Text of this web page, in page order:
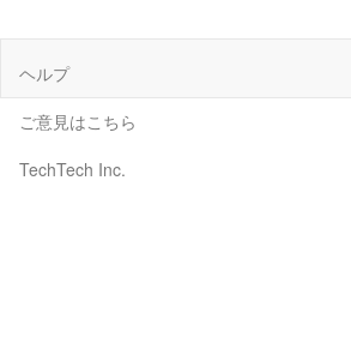
ヘルプ
ご意見はこちら
TechTech Inc.